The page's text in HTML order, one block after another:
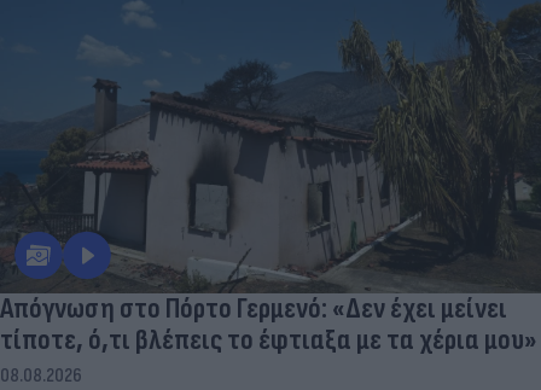
Απόγνωση στο Πόρτο Γερμενό: «Δεν έχει μείνει
τίποτε, ό,τι βλέπεις το έφτιαξα με τα χέρια μου»
08.08.2026